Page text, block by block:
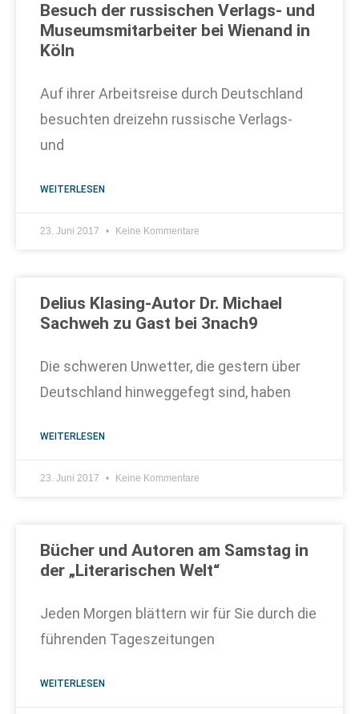
Besuch der russischen Verlags- und
Museumsmitarbeiter bei Wienand in
Köln
Auf ihrer Arbeitsreise durch Deutschland
besuchten dreizehn russische Verlags-
und
WEITERLESEN
23. Juni 2017 Keine Kommentare
Delius Klasing-Autor Dr. Michael
Sachweh zu Gast bei 3nach9
Die schweren Unwetter, die gestern über
Deutschland hinweggefegt sind, haben
WEITERLESEN
23. Juni 2017 Keine Kommentare
Bücher und Autoren am Samstag in
der „Literarischen Welt“
Jeden Morgen blättern wir für Sie durch die
führenden Tageszeitungen
WEITERLESEN